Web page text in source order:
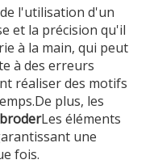
l'utilisation d'un
et la précision qu'il
à la main, qui peut
à des erreurs
réaliser des motifs
plus, les
Les éléments
une
fois.